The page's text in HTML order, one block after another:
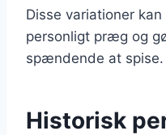
Disse variationer
personligt præg og
spændende at spise.
Historisk